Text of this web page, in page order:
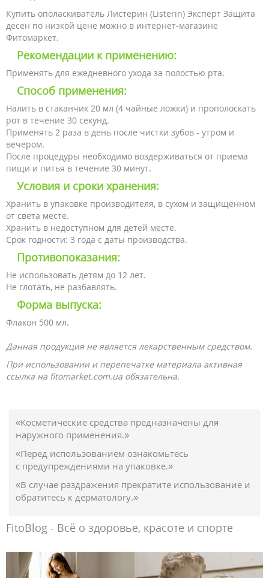
Купить ополаскиватель Листерин (Listerin) Эксперт Защита
десен по низкой цене можно в интернет-магазине
Фитомаркет.
Рекомендации к применению:
Применять для ежедневного ухода за полостью рта.
Способ применения:
Налить в стаканчик 20 мл (4 чайные ложки) и прополоскать
рот в течение 30 секунд.
Применять 2 раза в день после чистки зубов - утром и
вечером.
После процедуры необходимо воздерживаться от приема
пищи и питья в течение 30 минут.
Условия и сроки хранения:
Хранить в упаковке производителя, в сухом и защищенном
от света месте.
Хранить в недоступном для детей месте.
Срок годности: 3 года с даты производства.
Противопоказания:
Не использовать детям до 12 лет.
Не глотать, не разбавлять.
Форма выпуска:
Флакон 500 мл.
Данная продукция не является лекарственным средством.
При использовании и перепечатке материала активная
ссылка на fitomarket.com.ua обязательна.
«Косметические средства предназначены для
наружного применения.»
«Перед использованием ознакомьтесь
с предупреждениями на упаковке.»
«В случае раздражения прекратите использование и
обратитесь к дерматологу.»
FitoBlog - Всё о здоровье, красоте и спорте